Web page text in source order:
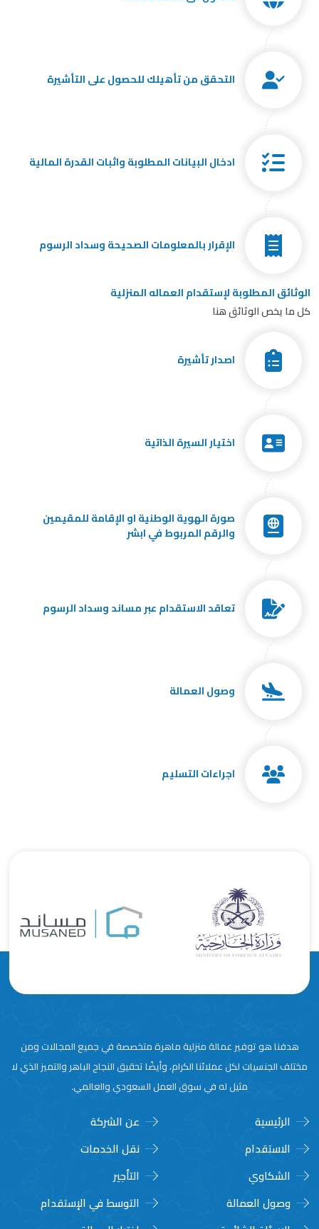
التحقق من تأهيلك للحصول على التأشيرة
ادخال البيانات المطلوبة واثبات القدرة المالية
الإقرار بالمعلومات الصحيحة وسداد الرسوم
الوثائق المطلوبة لإستقدام العماله المنزلية
كل ما يخص الوثائق هنا
اصدار تأشيرة
اختيار السيرة الذاتية
صورة الهوية الوطنية او الإقامة للمقيمين
والرقم المربوط في ابشر
تعاقد الاستقدام عبر مساند وسداد الرسوم
وصول العمالة
اجراءات التسليم
هدفنا هو توفير عمالة منزلية ماهرة متخصصة في جميع المجالات ومن
مختلف الجنسيات لكل عملائنا الكرام، وأيضًا تحقيق النجاح الباهر والتميز الذي لا
مثيل له في سوق العمل السعودي والعالمي.
الرئيسية
عن الشركة
الاستقدام
نقل الخدمات
الشكاوي
التأجير
وصول العمالة
التوسط في الإستقدام